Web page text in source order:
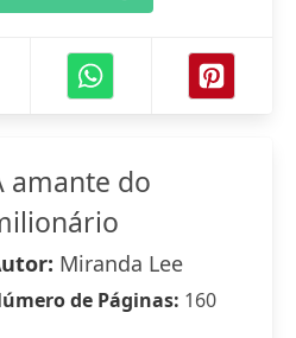
amante do
Miranda Lee
de Páginas: 160